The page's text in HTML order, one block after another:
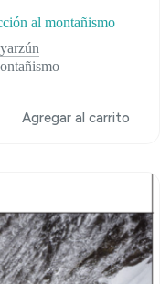
al montañismo
Agregar al carrito